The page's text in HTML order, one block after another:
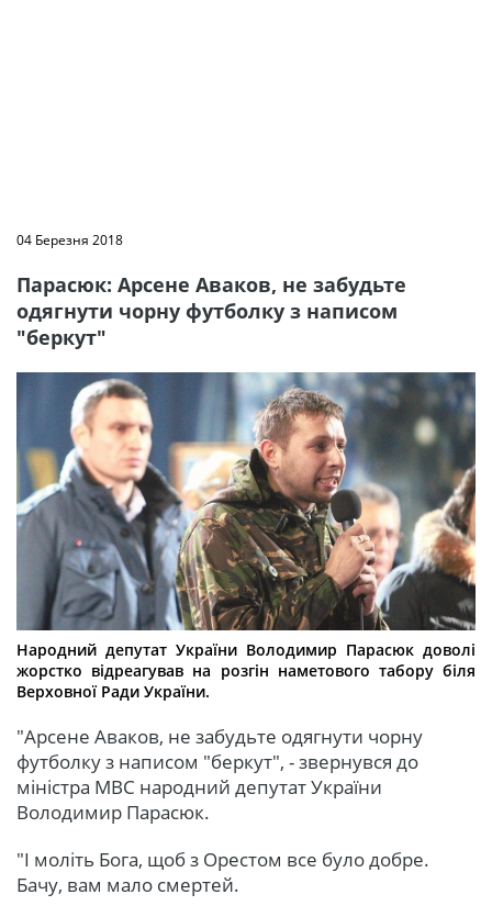
04 Березня 2018
Парасюк: Арсене Аваков, не забудьте
одягнути чорну футболку з написом
"беркут"
Народний депутат України Володимир Парасюк доволі
жорстко відреагував на розгін наметового табору біля
Верховної Ради України.
"Арсене Аваков, не забудьте одягнути чорну
футболку з написом "беркут", - звернувся до
міністра МВС народний депутат України
Володимир Парасюк.
"І моліть Бога, щоб з Орестом все було добре.
Бачу, вам мало смертей.